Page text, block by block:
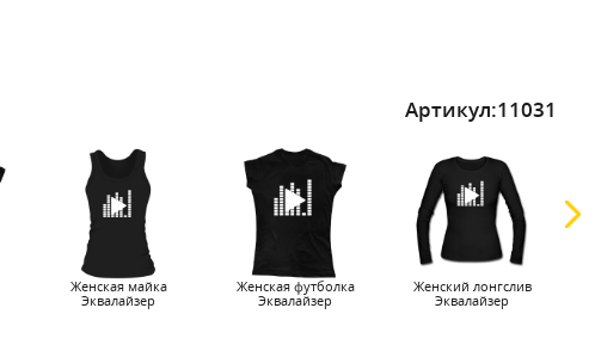
Артикул:11031
Женская майка
Эквалайзер
Женская футболка
Эквалайзер
Женский лонгслив
Эквалайзер